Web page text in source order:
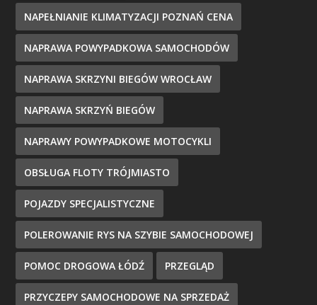
NAPEŁNIANIE KLIMATYZACJI POZNAŃ CENA
NAPRAWA POWYPADKOWA SAMOCHODÓW
NAPRAWA SKRZYNI BIEGÓW WROCŁAW
NAPRAWA SKRZYŃ BIEGÓW
NAPRAWY POWYPADKOWE MOTOCYKLI
OBSŁUGA FLOTY TRÓJMIASTO
POJAZDY SPECJALISTYCZNE
POLEROWANIE RYS NA SZYBIE SAMOCHODOWEJ
POMOC DROGOWA ŁÓDŹ PRZEGLĄD
PRZYCZEPY SAMOCHODOWE NA SPRZEDAŻ